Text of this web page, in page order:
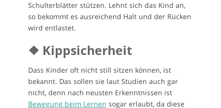
Schulterblätter stützen. Lehnt sich das Kind an,
so bekommt es ausreichend Halt und der Rücken
wird entlastet.
❖ Kippsicherheit
Dass Kinder oft nicht still sitzen können, ist
bekannt. Das sollen sie laut Studien auch gar
nicht, denn nach neusten Erkenntnissen ist
Bewegung beim Lernen sogar erlaubt, da diese